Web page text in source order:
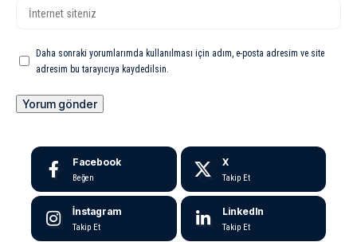
Daha sonraki yorumlarımda kullanılması için adım, e-posta adresim ve site
adresim bu tarayıcıya kaydedilsin.
Facebook
Beğen
X
Takip Et
İnstagram
Takip Et
LinkedIn
Takip Et